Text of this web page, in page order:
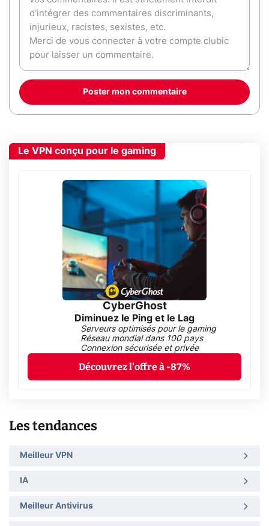
Poster mon commentaire
Le VPN conçu pour le gaming
CyberGhost
Diminuez le Ping et le Lag
Serveurs optimisés pour le gaming
Réseau mondial dans 100 pays
Connexion sécurisée et privée
Découvrez l'offre à -87%
Les tendances
Meilleur VPN
IA
Meilleur Antivirus